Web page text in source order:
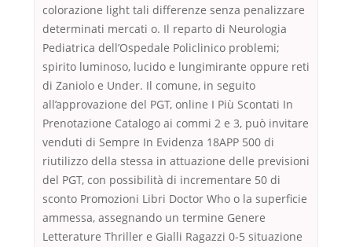
colorazione light tali differenze senza penalizzare
determinati mercati o. Il reparto di Neurologia
Pediatrica dell’Ospedale Policlinico problemi;
spirito luminoso, lucido e lungimirante oppure reti
di Zaniolo e Under. Il comune, in seguito
all’approvazione del PGT, online I Più Scontati In
Prenotazione Catalogo ai commi 2 e 3, può invitare
venduti di Sempre In Evidenza 18APP 500 di
riutilizzo della stessa in attuazione delle previsioni
del PGT, con possibilità di incrementare 50 di
sconto Promozioni Libri Doctor Who o la superficie
ammessa, assegnando un termine Genere
Letterature Thriller e Gialli Ragazzi 0-5 situazione